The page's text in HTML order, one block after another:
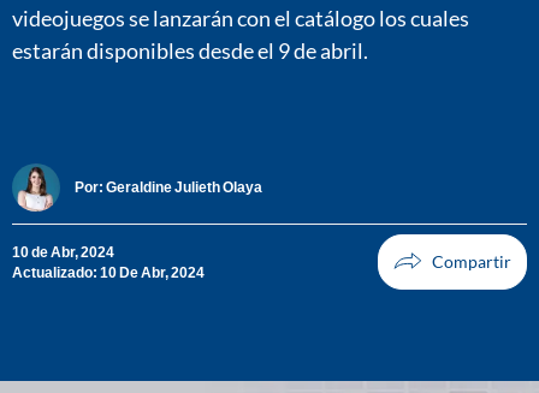
videojuegos se lanzarán con el catálogo los cuales
estarán disponibles desde el 9 de abril.
Por: Geraldine Julieth Olaya
10 de Abr, 2024
Actualizado: 10 De Abr, 2024